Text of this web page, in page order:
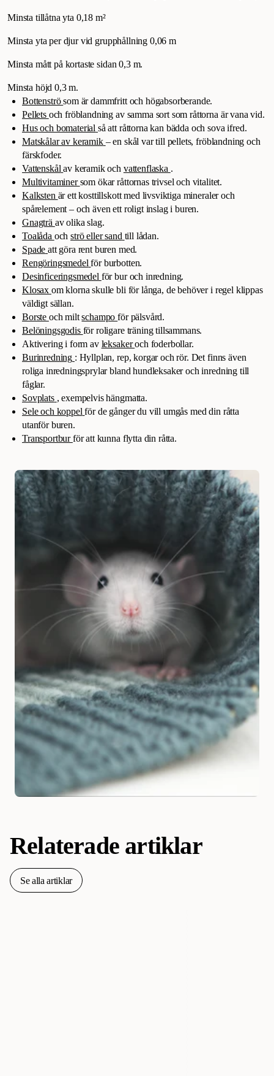
Minsta tillåtna yta 0,18 m²
Minsta yta per djur vid grupphållning 0,06 m
Minsta mått på kortaste sidan 0,3 m.
Minsta höjd 0,3 m.
Bottenströsom är dammfritt och högabsorberande.
Pellets och fröblandning av samma sort som råttorna är vana vid.
Hus och bomaterial så att råttorna kan bädda och sova ifred.
Matskålar av keramik – en skål var till pellets, fröblandning och
färskfoder.
Vattenskål av keramik och vattenflaska .
Multivitaminersom ökar råttornas trivsel och vitalitet.
Kalksten är ett kosttillskott med livsviktiga mineraler och
spårelement – och även ett roligt inslag i buren.
Gnagträ av olika slag.
Toalåda ochströ eller sand till lådan.
Spade att göra rent buren med.
Rengöringsmedel för burbotten.
Desinficeringsmedel för bur och inredning.
Klosax om klorna skulle bli för långa, de behöver i regel klippas
väldigt sällan.
Borste och miltschampoför pälsvård.
Belöningsgodis för roligare träning tillsammans.
Aktivering i form av leksakeroch foderbollar.
Burinredning : Hyllplan, rep, korgar och rör. Det finns även
roliga inredningsprylar bland hundleksaker och inredning till
fåglar.
Sovplats , exempelvis hängmatta.
Sele och koppel för de gånger du vill umgås med din råtta
utanför buren.
Transportburför att kunna flytta din råtta.
Relaterade artiklar
Se alla artiklar